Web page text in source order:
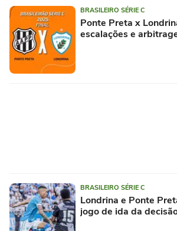
BRASILEIRO SÉRIE C
Ponte Preta x
escalações e
BRASILEIRO SÉRIE C
Londrina e Ponte
jogo de ida da